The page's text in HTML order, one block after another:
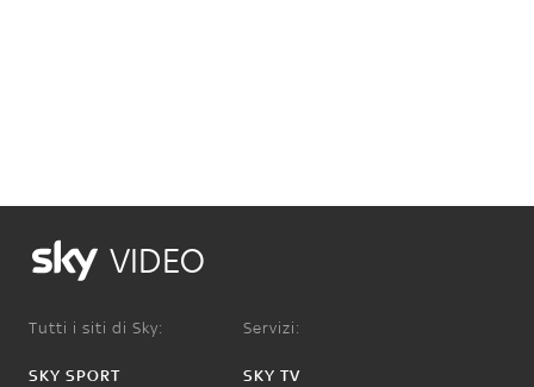
VIDEO
Tutti i siti di Sky:
SKY SPORT
Servizi:
SKY TV